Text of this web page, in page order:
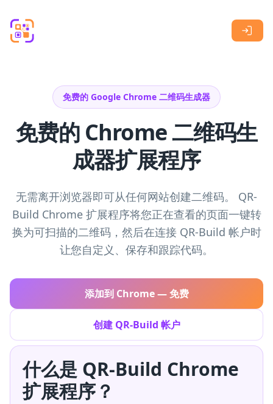
免费的 Google Chrome 二维码生成器
免费的 Chrome 二维码生
成器扩展程序
无需离开浏览器即可从任何网站创建二维码。 QR-
Build Chrome 扩展程序将您正在查看的页面一键转
换为可扫描的二维码，然后在连接 QR-Build 帐户时
让您自定义、保存和跟踪代码。
添加到 Chrome — 免费
创建 QR-Build 帐户
什么是 QR-Build Chrome
扩展程序？